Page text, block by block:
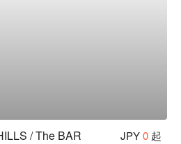
/ The BAR JPY0 起